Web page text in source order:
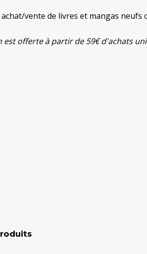
vente de livres et mangas neufs
est offerte à partir de 59€ d'achats